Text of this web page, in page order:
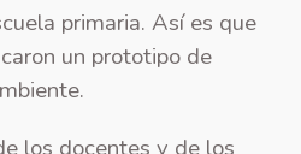
primaria. Así es que
un prototipo de